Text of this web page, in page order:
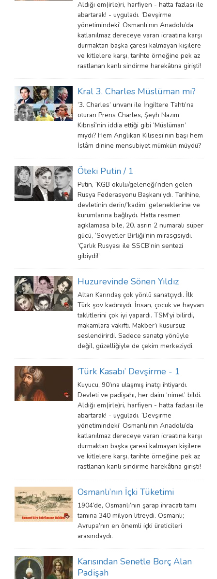
Aldığı em(irle)ri, harfiyen - hatta fazlası ile
abartarak! - uyguladı. ‘Devşirme
yönetimindeki’ Osmanlı’nın Anadolu’da
katlanılmaz dereceye varan icraatına karşı
durmaktan başka çaresi kalmayan kişilere
ve kitlelere karşı, tarihte örneğine pek az
rastlanan kanlı sindirme harekâtına girişti!
Kral 3. Charles Müslüman mı?
‘3. Charles’ unvanı ile İngiltere Tahtı’na
oturan Prens Charles, Şeyh Nazım
Kıbrısî’nin iddia ettiği gibi ‘Müslüman’
mıydı? Hem Anglikan Kilisesi’nin başı hem
İslâm dinine mensubiyet mümkün müydü?
Öteki Putin / 1
Putin, ‘KGB okulu/geleneği’nden gelen
Rusya Federasyonu Başkanı’ydı. Tarihine,
devletinin derin/‘kadim’ geleneklerine ve
kurumlarına bağlıydı. Hatta resmen
açıklamasa bile, 20. asrın 2 numaralı süper
gücü, ‘Sovyetler Birliği’nin mirasçısıydı.
‘Çarlık Rusyası ile SSCB’nin sentezi
gibiydi!’
Huzurevinde Sönen Yıldız
Altan Karındaş çok yönlü sanatçıydı. İlk
Türk şov kadınıydı. İnsan, çocuk ve hayvan
taklitlerini çok iyi yapardı. TSM’yi bilirdi,
makamlara vakıftı. Makber’i kusursuz
seslendirirdi. Sadece sanatçı yönüyle
değil, güzelliğiyle de çekim merkeziydi.
‘Türk Kasabı’ Devşirme - 1
Kuyucu, 90’ına ulaşmış inatçı ihtiyardı.
Devleti ve padişahı, her daim ‘nimet’ bildi.
Aldığı em(irle)ri, harfiyen - hatta fazlası ile
abartarak! - uyguladı. ‘Devşirme
yönetimindeki’ Osmanlı’nın Anadolu’da
katlanılmaz dereceye varan icraatına karşı
durmaktan başka çaresi kalmayan kişilere
ve kitlelere karşı, tarihte örneğine pek az
rastlanan kanlı sindirme harekâtına girişti!
Osmanlı’nın İçki Tüketimi
1904’de, Osmanlı’nın şarap ihracatı tamı
tamına 340 milyon litreydi. Osmanlı;
Avrupa’nın en önemli içki üreticileri
arasındaydı.
Karısından Senetle Borç Alan
Padişah